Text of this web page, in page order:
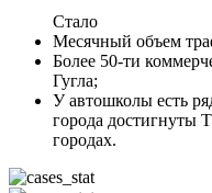
Стало
Месячный объем
Более 50-ти
Гугла;
У автошколы есть
города достигнуты
городах.